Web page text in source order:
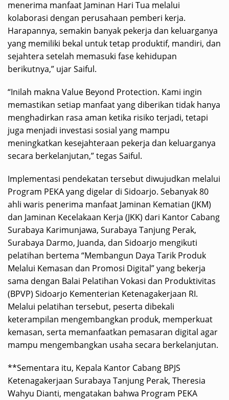
menerima manfaat Jaminan Hari Tua melalui
kolaborasi dengan perusahaan pemberi kerja.
Harapannya, semakin banyak pekerja dan keluarganya
yang memiliki bekal untuk tetap produktif, mandiri, dan
sejahtera setelah memasuki fase kehidupan
berikutnya,” ujar Saiful.
“Inilah makna Value Beyond Protection. Kami ingin
memastikan setiap manfaat yang diberikan tidak hanya
menghadirkan rasa aman ketika risiko terjadi, tetapi
juga menjadi investasi sosial yang mampu
meningkatkan kesejahteraan pekerja dan keluarganya
secara berkelanjutan,” tegas Saiful.
Implementasi pendekatan tersebut diwujudkan melalui
Program PEKA yang digelar di Sidoarjo. Sebanyak 80
ahli waris penerima manfaat Jaminan Kematian (JKM)
dan Jaminan Kecelakaan Kerja (JKK) dari Kantor Cabang
Surabaya Karimunjawa, Surabaya Tanjung Perak,
Surabaya Darmo, Juanda, dan Sidoarjo mengikuti
pelatihan bertema “Membangun Daya Tarik Produk
Melalui Kemasan dan Promosi Digital” yang bekerja
sama dengan Balai Pelatihan Vokasi dan Produktivitas
(BPVP) Sidoarjo Kementerian Ketenagakerjaan RI.
Melalui pelatihan tersebut, peserta dibekali
keterampilan mengembangkan produk, memperkuat
kemasan, serta memanfaatkan pemasaran digital agar
mampu mengembangkan usaha secara berkelanjutan.
**Sementara itu, Kepala Kantor Cabang BPJS
Ketenagakerjaan Surabaya Tanjung Perak, Theresia
Wahyu Dianti, mengatakan bahwa Program PEKA